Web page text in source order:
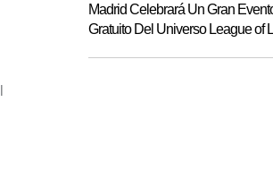
Madrid Celebrará Un Gran
Gratuito Del Universo League of